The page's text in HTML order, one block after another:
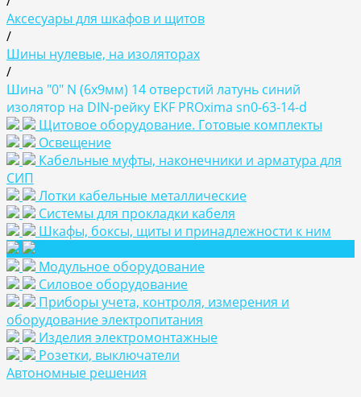
Аксесуары для шкафов и щитов
/
Шины нулевые, на изоляторах
/
Шина "0" N (6х9мм) 14 отверстий латунь синий
изолятор на DIN-рейку EKF PROxima sn0-63-14-d
Щитовое оборудование. Готовые комплекты
Освещение
Кабельные муфты, наконечники и арматура для
СИП
Лотки кабельные металлические
Системы для прокладки кабеля
Шкафы, боксы, щиты и принадлежности к ним
Модульное оборудование
Силовое оборудование
Приборы учета, контроля, измерения и
оборудование электропитания
Изделия электромонтажные
Розетки, выключатели
Автономные решения